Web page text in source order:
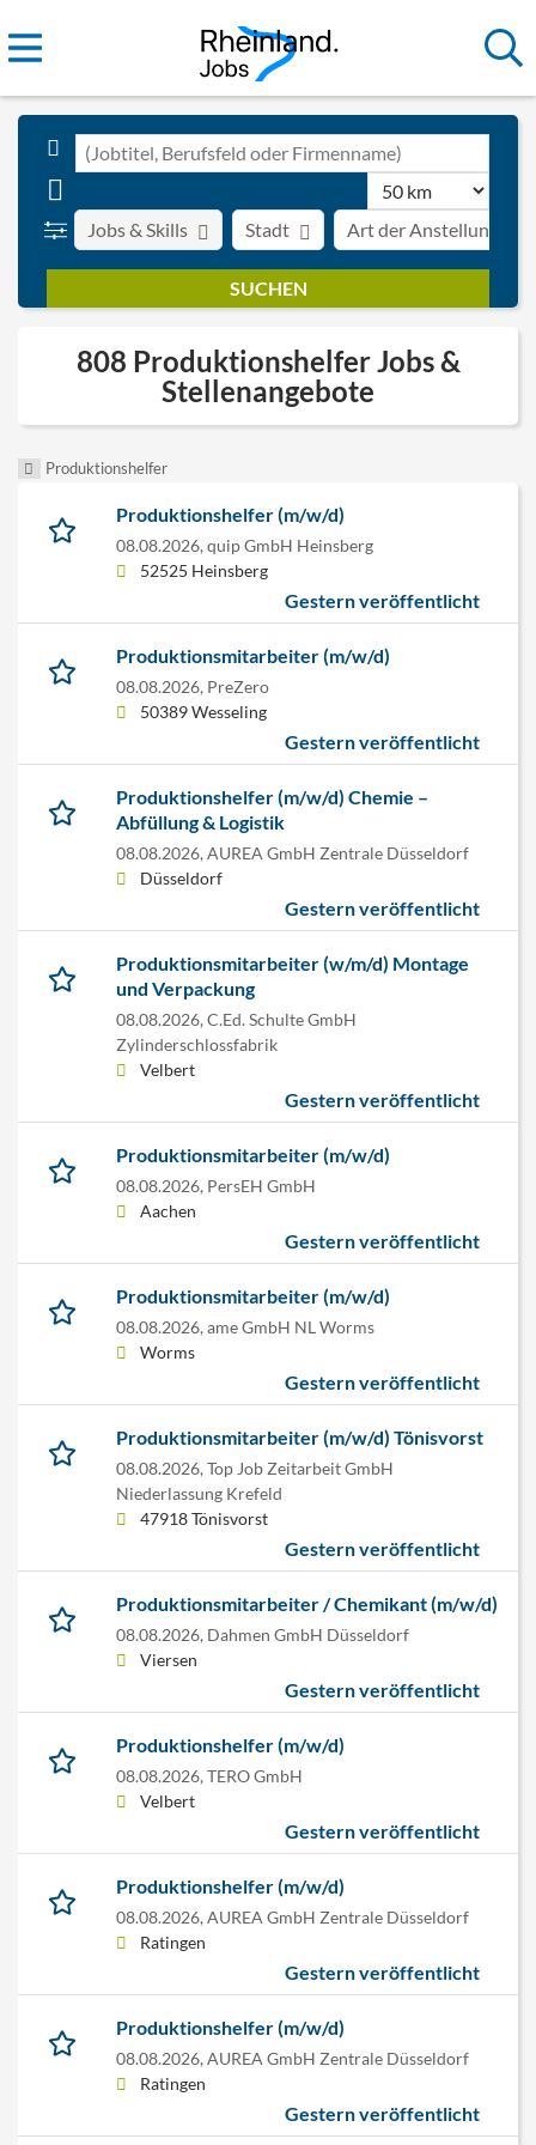
Stadt Art der Anstellung
Jobs & Skills
808 Produktionshelfer Jobs &
Stellenangebote
Produktionshelfer
Produktionshelfer (m/w/d)
08.08.2026, quip GmbH Heinsberg
52525 Heinsberg
Gestern veröffentlicht
Produktionsmitarbeiter (m/w/d)
08.08.2026, PreZero
50389 Wesseling
Gestern veröffentlicht
Produktionshelfer (m/w/d) Chemie –
Abfüllung & Logistik
08.08.2026, AUREA GmbH Zentrale Düsseldorf
Düsseldorf
Gestern veröffentlicht
Produktionsmitarbeiter (w/m/d) Montage
und Verpackung
08.08.2026, C.Ed. Schulte GmbH
Zylinderschlossfabrik
Velbert
Gestern veröffentlicht
Produktionsmitarbeiter (m/w/d)
08.08.2026, PersEH GmbH
Aachen
Gestern veröffentlicht
Produktionsmitarbeiter (m/w/d)
08.08.2026, ame GmbH NL Worms
Worms
Gestern veröffentlicht
Produktionsmitarbeiter (m/w/d) Tönisvorst
08.08.2026, Top Job Zeitarbeit GmbH
Niederlassung Krefeld
47918 Tönisvorst
Gestern veröffentlicht
Produktionsmitarbeiter / Chemikant (m/w/d)
08.08.2026, Dahmen GmbH Düsseldorf
Viersen
Gestern veröffentlicht
Produktionshelfer (m/w/d)
08.08.2026, TERO GmbH
Velbert
Gestern veröffentlicht
Produktionshelfer (m/w/d)
08.08.2026, AUREA GmbH Zentrale Düsseldorf
Ratingen
Gestern veröffentlicht
Produktionshelfer (m/w/d)
08.08.2026, AUREA GmbH Zentrale Düsseldorf
Ratingen
Gestern veröffentlicht